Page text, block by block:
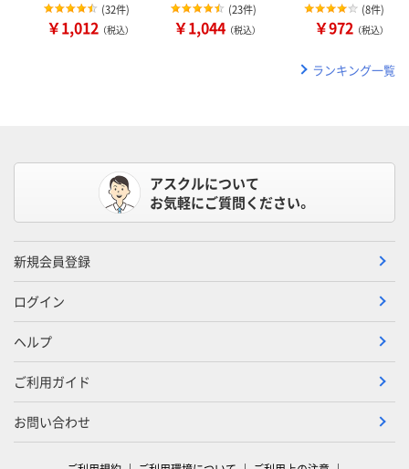
(32件)
￥1,012 （税込）
(23件)
￥1,044 （税込）
(8件)
￥972 （税込）
ランキング一覧
アスクルについて
お気軽にご質問ください。
新規会員登録
ログイン
ヘルプ
ご利用ガイド
お問い合わせ